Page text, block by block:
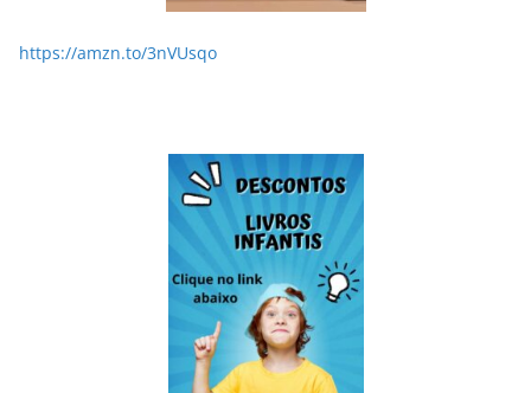
https://amzn.to/3nVUsqo